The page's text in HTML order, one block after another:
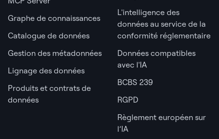
Graphe de connaissances
Catalogue de données
Gestion des métadonnées
Lignage des données
Produits et contrats de
données
L'intelligence des
données au service de la
conformité réglementaire
Données compatibles
avec l'IA
BCBS 239
RGPD
Règlement européen sur
l’IA